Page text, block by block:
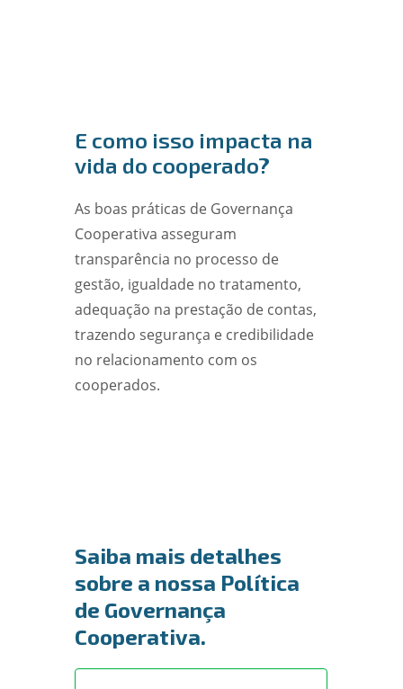
E como isso impacta na
vida do cooperado?
As boas práticas de Governança
Cooperativa asseguram
transparência no processo de
gestão, igualdade no tratamento,
adequação na prestação de contas,
trazendo segurança e credibilidade
no relacionamento com os
cooperados.
Saiba mais detalhes
sobre a nossa Política
de Governança
Cooperativa.